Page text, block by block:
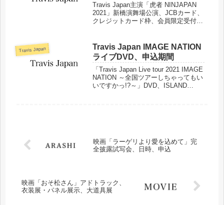
Travis Japan主演「虎者 NINJAPAN
2021」新橋演舞場公演、JCBカード、
クレジットカード枠、会員限定受付、
Travis Japan
Travis Japan IMAGE NATION
ライブDVD、申込期間
「Travis Japan Live tour 2021 IMAGE
NATION ～全国ツアーしちゃってもい
いですかっ!?～」DVD、ISLAND
映画「ラーゲリより愛を込めて」完
全披露試写会、日時、申込
映画「おそ松さん」アドトラック、
衣装展・パネル展示、大道具展